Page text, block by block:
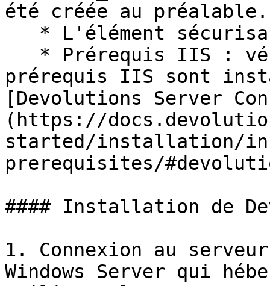
été créée au préalable.
prérequis IIS sont
[Devolutions Server
(https://
started/installation/
prerequisites/
#### Installation de
1. Connexion au
Windows Server qui